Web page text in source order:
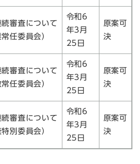
続審査について
常任委員会）
令和6
年3月
25日
原案可
決
続審査について
常任委員会）
令和6
年3月
25日
原案可
決
続審査について
特別委員会）
令和6
年3月
25日
原案可
決